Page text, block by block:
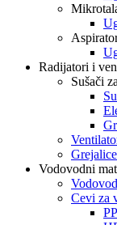
Radijatori i
Sušači
Vodovodni
Cevi za